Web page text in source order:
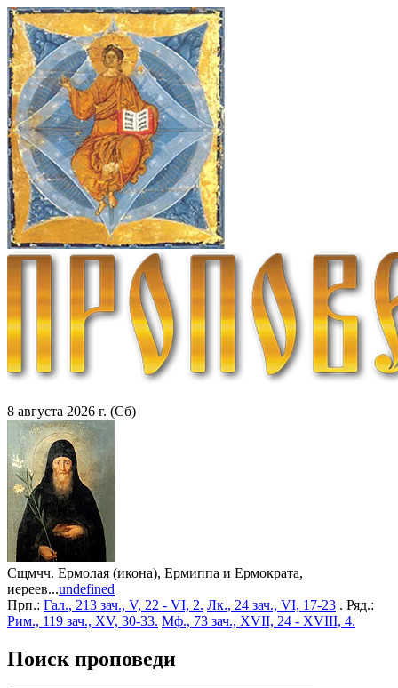
8 августа 2026 г. (Сб)
Сщмчч. Ермолая (икона), Ермиппа и Ермократа,
иереев...undefined
Прп.: Гал., 213 зач., V, 22 - VI, 2. Лк., 24 зач., VI, 17-23 . Ряд.:
Рим., 119 зач., XV, 30-33. Мф., 73 зач., XVII, 24 - XVIII, 4.
Поиск проповеди